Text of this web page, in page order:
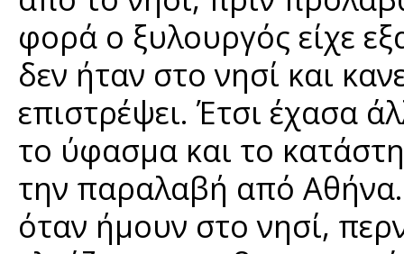
φορά ο ξυλουργός είχε
δεν ήταν στο νησί και
επιστρέψει. Έτσι έχασα
το ύφασμα και το
την παραλαβή από Αθήνα.
όταν ήμουν στο νησί,